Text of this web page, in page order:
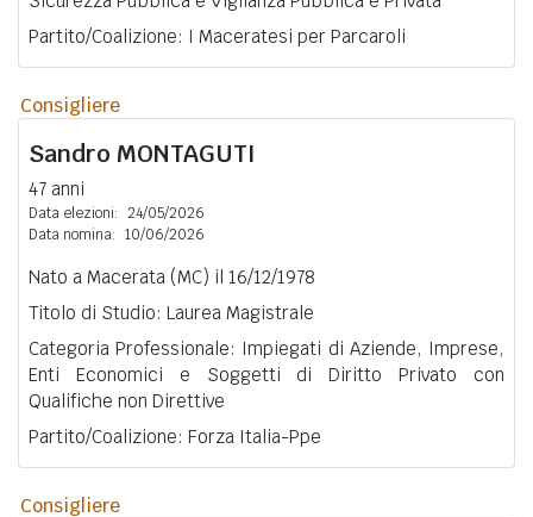
Partito/Coalizione: I Maceratesi per Parcaroli
Consigliere
Sandro MONTAGUTI
47 anni
Data elezioni: 24/05/2026
Data nomina: 10/06/2026
Nato a Macerata (MC) il 16/12/1978
Titolo di Studio: Laurea Magistrale
Categoria Professionale: Impiegati di Aziende, Imprese,
Enti Economici e Soggetti di Diritto Privato con
Qualifiche non Direttive
Partito/Coalizione: Forza Italia-Ppe
Consigliere